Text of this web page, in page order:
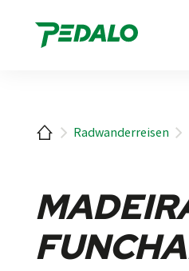
StartseiteRadwanderreisen